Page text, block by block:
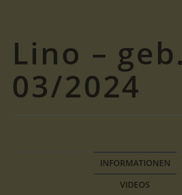
Lino –
03/2024
INFORMATIONEN
VIDEOS